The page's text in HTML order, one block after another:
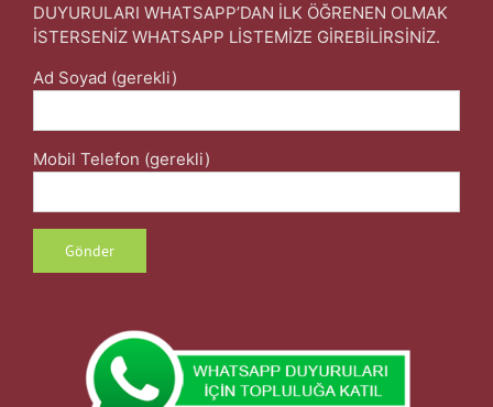
DUYURULARI WHATSAPP’DAN İLK ÖĞRENEN OLMAK
İSTERSENİZ WHATSAPP LİSTEMİZE GİREBİLİRSİNİZ.
Ad Soyad (gerekli)
Mobil Telefon (gerekli)